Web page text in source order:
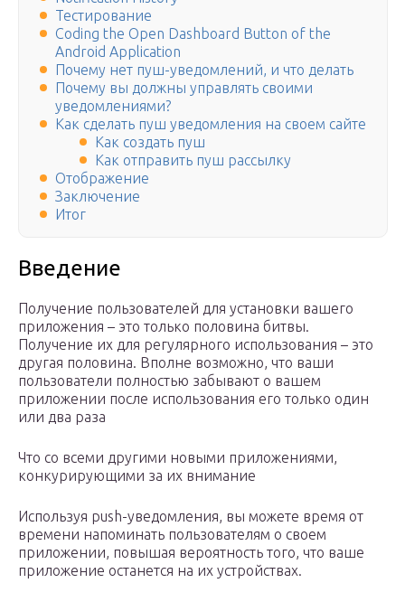
Тестирование
Coding the Open Dashboard Button of the
Android Application
Почему нет пуш-уведомлений, и что делать
Почему вы должны управлять своими
уведомлениями?
Как сделать пуш уведомления на своем сайте
Как создать пуш
Как отправить пуш рассылку
Отображение
Заключение
Итог
Введение
Получение пользователей для установки вашего
приложения – это только половина битвы.
Получение их для регулярного использования – это
другая половина. Вполне возможно, что ваши
пользователи полностью забывают о вашем
приложении после использования его только один
или два раза
Что со всеми другими новыми приложениями,
конкурирующими за их внимание
Используя push-уведомления, вы можете время от
времени напоминать пользователям о своем
приложении, повышая вероятность того, что ваше
приложение останется на их устройствах.